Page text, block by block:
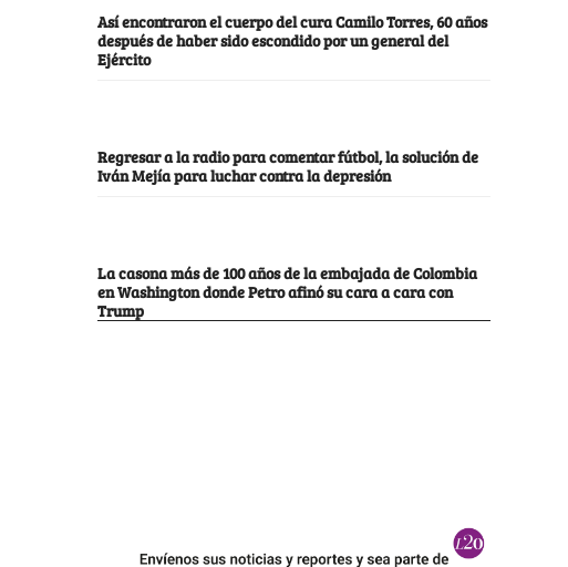
Así encontraron el cuerpo del cura Camilo Torres, 60 años
después de haber sido escondido por un general del
Ejército
Regresar a la radio para comentar fútbol, la solución de
Iván Mejía para luchar contra la depresión
La casona más de 100 años de la embajada de Colombia
en Washington donde Petro afinó su cara a cara con
Trump